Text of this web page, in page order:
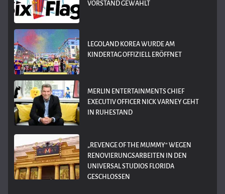
VORSTAND GEWÄHLT
LEGOLAND KOREA WURDE AM
KINDERTAG OFFIZIELL ERÖFFNET
MERLIN ENTERTAINMENTS CHIEF
EXECUTIV OFFICER NICK VARNEY GEHT
IN RUHESTAND
„REVENGE OF THE MUMMY“ WEGEN
RENOVIERUNGSARBEITEN IN DEN
UNIVERSAL STUDIOS FLORIDA
GESCHLOSSEN